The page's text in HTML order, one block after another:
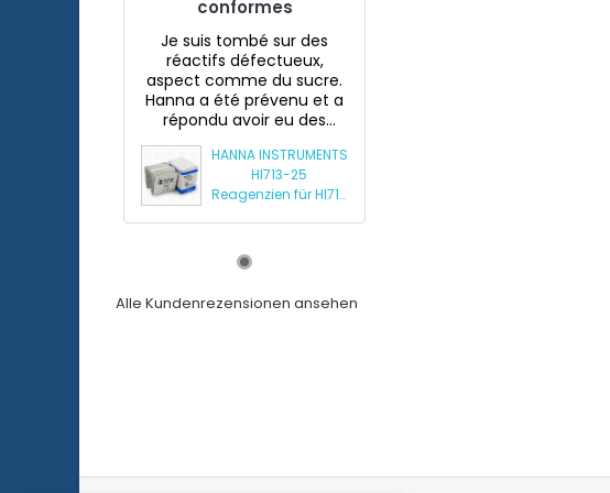
conformes
Je suis tombé sur des
réactifs défectueux,
aspect comme du sucre.
Hanna a été prévenu et a
répondu avoir eu des
HANNA INSTRUMENTS
HI713-25
Reagenzien für HI713
Alle Kundenrezensionen ansehen